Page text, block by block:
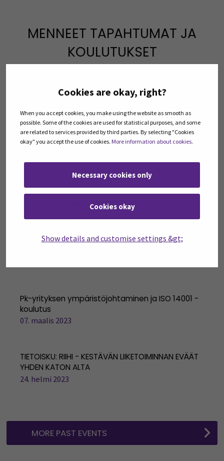
Cookies are okay, right?
When you accept cookies, you make using the website as smooth as
possible. Some of the cookies are used for statistical purposes, and some
are related to services provided by third parties. By selecting "Cookies
okay" you accept the use of cookies. More information about cookies.
Necessary cookies only
Cookies okay
Show details and customise settings &gt;
MENNEET TAPAHTUMAT JA
KOULUTUKSET
aamupalatilaisuus Kauhavalla
Maaperä kuntoon ja hiili kauppaan
Riihi - Kestävän liiketoiminnan eväät -
aamupalatilaisuus Seinäjoella
Pk-yrityksen ympäristöjohtaminen ja ISO 14001 -
koulutus
07. maalis 2023
TIETOISKU: RIIHI - KESTÄVÄN LIIKETOIMINNAN EVÄÄT
YHDEN KATON ALTA
24. helmi 2023
MORE PAST EVENTS